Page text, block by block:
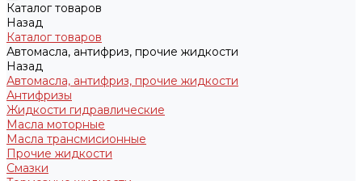
Каталог товаров
Назад
Каталог товаров
Автомасла, антифриз, прочие жидкости
Назад
Автомасла, антифриз, прочие жидкости
Антифризы
Жидкости гидравлические
Масла моторные
Масла трансмисионные
Прочие жидкости
Смазки